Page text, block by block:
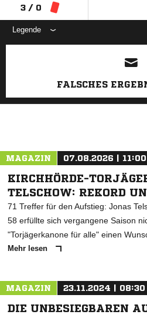
3 / 0
Legende
ANZEIGE
FALSCHES
MAGAZIN 07.08.2026 | 11:00
KIRCHHÖRDE-
TELSCHOW: REKORD
71 Treffer für den Aufstieg: Jonas
58 erfüllte sich vergangene Saison
"Torjägerkanone für alle" einen
Mehr lesen
MAGAZIN 23.11.2024 | 08:30
DIE UNBESIEGBAREN